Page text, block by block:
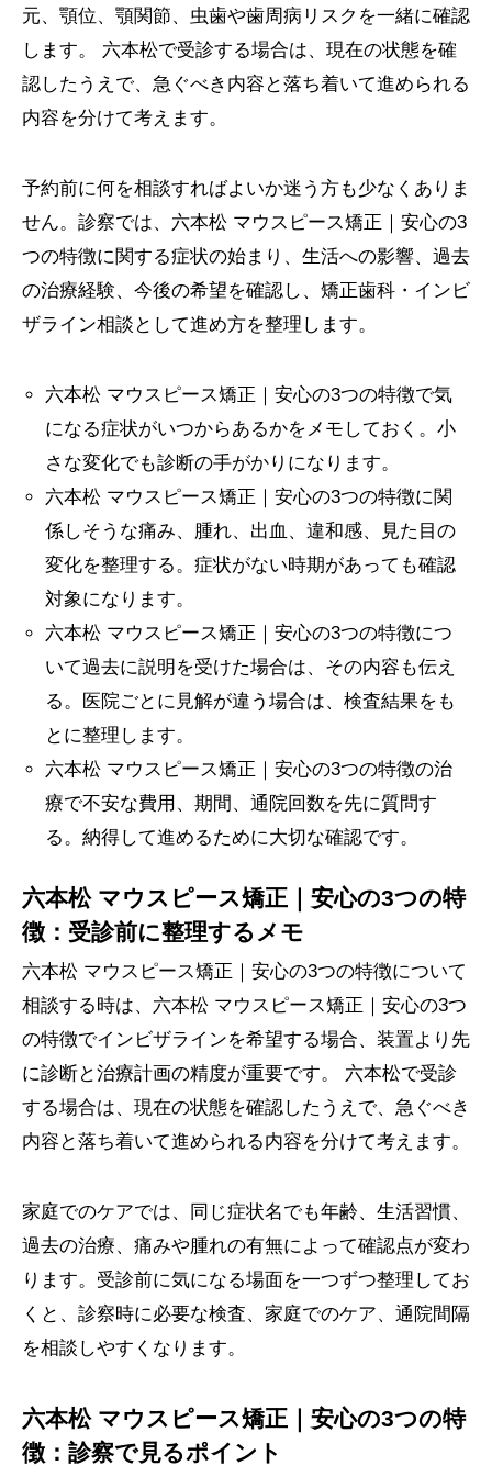
元、顎位、顎関節、虫歯や歯周病リスクを一緒に確認
します。 六本松で受診する場合は、現在の状態を確
認したうえで、急ぐべき内容と落ち着いて進められる
内容を分けて考えます。
予約前に何を相談すればよいか迷う方も少なくありま
せん。診察では、六本松 マウスピース矯正｜安心の3
つの特徴に関する症状の始まり、生活への影響、過去
の治療経験、今後の希望を確認し、矯正歯科・インビ
ザライン相談として進め方を整理します。
六本松 マウスピース矯正｜安心の3つの特徴で気
になる症状がいつからあるかをメモしておく。小
さな変化でも診断の手がかりになります。
六本松 マウスピース矯正｜安心の3つの特徴に関
係しそうな痛み、腫れ、出血、違和感、見た目の
変化を整理する。症状がない時期があっても確認
対象になります。
六本松 マウスピース矯正｜安心の3つの特徴につ
いて過去に説明を受けた場合は、その内容も伝え
る。医院ごとに見解が違う場合は、検査結果をも
とに整理します。
六本松 マウスピース矯正｜安心の3つの特徴の治
療で不安な費用、期間、通院回数を先に質問す
る。納得して進めるために大切な確認です。
六本松 マウスピース矯正｜安心の3つの特
徴：受診前に整理するメモ
六本松 マウスピース矯正｜安心の3つの特徴について
相談する時は、六本松 マウスピース矯正｜安心の3つ
の特徴でインビザラインを希望する場合、装置より先
に診断と治療計画の精度が重要です。 六本松で受診
する場合は、現在の状態を確認したうえで、急ぐべき
内容と落ち着いて進められる内容を分けて考えます。
家庭でのケアでは、同じ症状名でも年齢、生活習慣、
過去の治療、痛みや腫れの有無によって確認点が変わ
ります。受診前に気になる場面を一つずつ整理してお
くと、診察時に必要な検査、家庭でのケア、通院間隔
を相談しやすくなります。
六本松 マウスピース矯正｜安心の3つの特
徴：診察で見るポイント